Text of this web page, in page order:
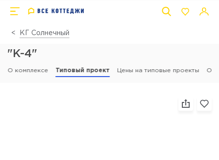
КГ Солнечный
"К-4"
О комплексе Типовый проект Цены на типовые проекты